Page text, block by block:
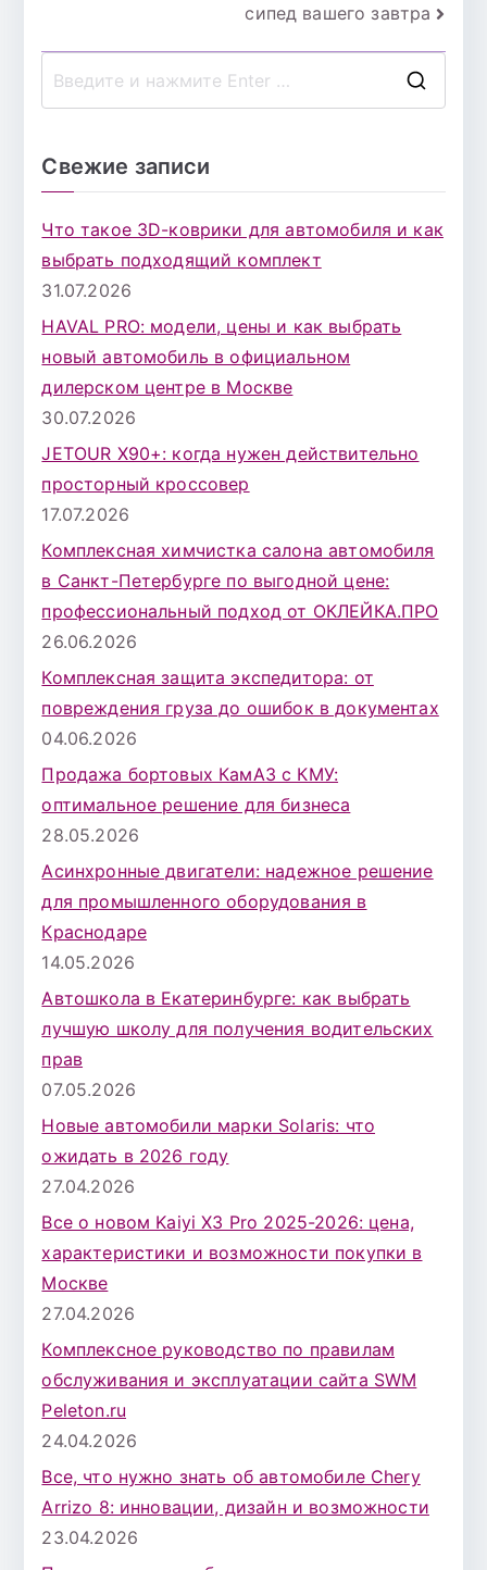
сипед вашего завтра
Свежие записи
Что такое 3D-коврики для автомобиля и как
выбрать подходящий комплект
31.07.2026
HAVAL PRO: модели, цены и как выбрать
новый автомобиль в официальном
дилерском центре в Москве
30.07.2026
JETOUR X90+: когда нужен действительно
просторный кроссовер
17.07.2026
Комплексная химчистка салона автомобиля
в Санкт-Петербурге по выгодной цене:
профессиональный подход от ОКЛЕЙКА.ПРО
26.06.2026
Комплексная защита экспедитора: от
повреждения груза до ошибок в документах
04.06.2026
Продажа бортовых КамАЗ с КМУ:
оптимальное решение для бизнеса
28.05.2026
Асинхронные двигатели: надежное решение
для промышленного оборудования в
Краснодаре
14.05.2026
Автошкола в Екатеринбурге: как выбрать
лучшую школу для получения водительских
прав
07.05.2026
Новые автомобили марки Solaris: что
ожидать в 2026 году
27.04.2026
Все о новом Kaiyi X3 Pro 2025-2026: цена,
характеристики и возможности покупки в
Москве
27.04.2026
Комплексное руководство по правилам
обслуживания и эксплуатации сайта SWM
Peleton.ru
24.04.2026
Все, что нужно знать об автомобиле Chery
Arrizo 8: инновации, дизайн и возможности
23.04.2026